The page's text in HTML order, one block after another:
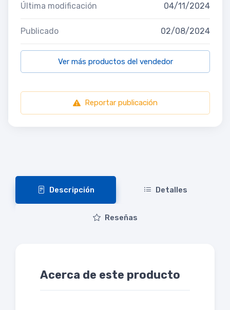
Última modificación 04/11/2024
Publicado 02/08/2024
Ver más productos del vendedor
Reportar publicación
Descripción Detalles
Reseñas
Acerca de este producto